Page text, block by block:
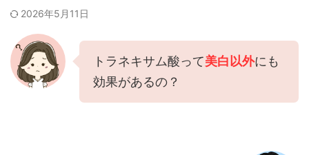
2026年5月11日
トラネキサム酸って美白以外にも
効果があるの？